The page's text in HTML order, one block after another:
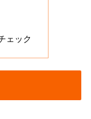
ェック